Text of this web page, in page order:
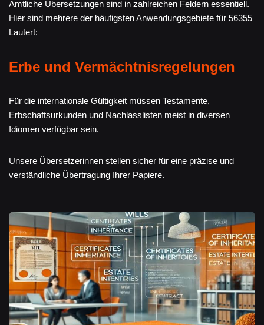
Amtliche Übersetzungen sind in zahlreichen Feldern essentiell.
Hier sind mehrere der häufigsten Anwendungsgebiete für 56355
Lautert:
Erbe und Vermächtnisregelungen
Für die internationale Gültigkeit müssen Testamente,
Erbschaftsurkunden und Nachlasslisten meist in diversen
Idiomen verfügbar sein.
Unsere Übersetzerinnen stellen sicher für eine präzise und
verständliche Übertragung Ihrer Papiere.